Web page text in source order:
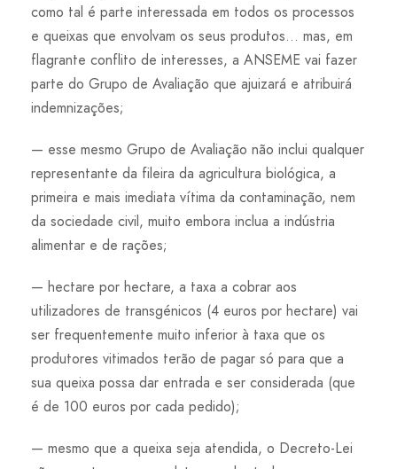
como tal é parte interessada em todos os processos
e queixas que envolvam os seus produtos… mas, em
flagrante conflito de interesses, a ANSEME vai fazer
parte do Grupo de Avaliação que ajuizará e atribuirá
indemnizações;
— esse mesmo Grupo de Avaliação não inclui qualquer
representante da fileira da agricultura biológica, a
primeira e mais imediata vítima da contaminação, nem
da sociedade civil, muito embora inclua a indústria
alimentar e de rações;
— hectare por hectare, a taxa a cobrar aos
utilizadores de transgénicos (4 euros por hectare) vai
ser frequentemente muito inferior à taxa que os
produtores vitimados terão de pagar só para que a
sua queixa possa dar entrada e ser considerada (que
é de 100 euros por cada pedido);
— mesmo que a queixa seja atendida, o Decreto-Lei